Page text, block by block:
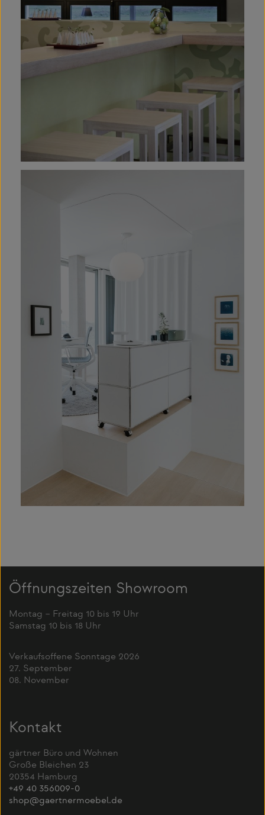
Öffnungszeiten Showroom
Montag – Freitag 10 bis 19 Uhr
Samstag 10 bis 18 Uhr
Verkaufsoffene Sonntage 2026
27. September
08. November
Kontakt
gärtner Büro und Wohnen
Große Bleichen 23
20354 Hamburg
+49 40 356009-0
shop@gaertnermoebel.de